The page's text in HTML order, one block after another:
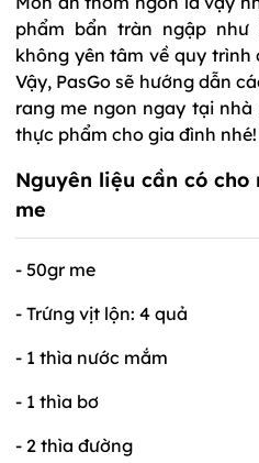
phẩm bẩn tràn ngập như
không yên tâm về quy trình
Vậy, PasGo sẽ hướng dẫn
rang me ngon ngay tại
thực phẩm cho gia đình nhé!
Nguyên liệu cần có
me
- 50gr me
- Trứng vịt lộn: 4 quả
- 1 thìa nước mắm
- 1 thìa bơ
- 2 thìa đường